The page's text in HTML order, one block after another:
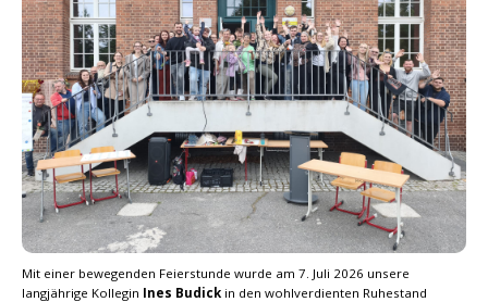
Kontakt
Mit einer bewegenden Feierstunde wurde am 7. Juli 2026 unsere
langjährige Kollegin Ines Budick in den wohlverdienten Ruhestand